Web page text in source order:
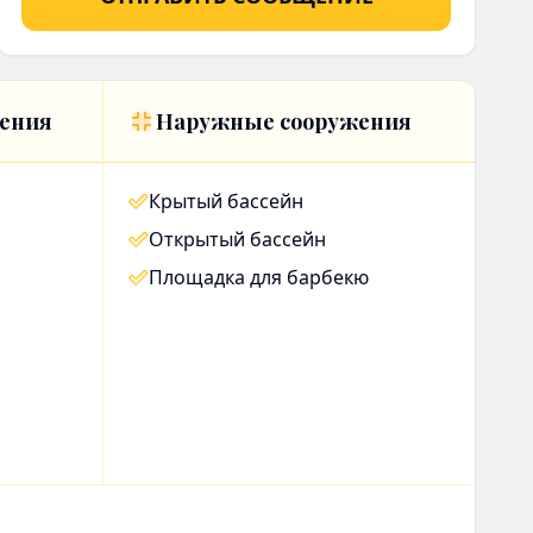
Наружные сооружения
Крытый бассейн
Открытый бассейн
Площадка для барбекю